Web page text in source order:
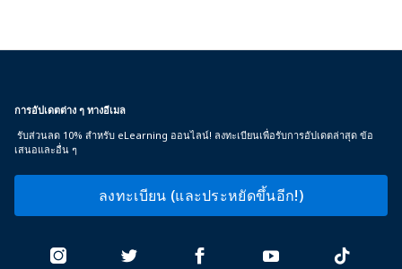
การอัปเดตต่าง ๆ ทางอีเมล
รับส่วนลด 10% สำหรับ eLearning ออนไลน์! ลงทะเบียนเพื่อรับการอัปเดตล่าสุด ข้อ
เสนอและอื่น ๆ
ลงทะเบียน (และประหยัดขึ้นอีก!)